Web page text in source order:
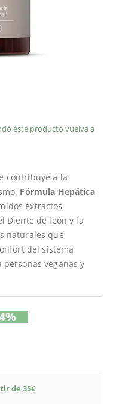
este producto vuelva a
contribuye a la
Fórmula Hepática
extractos
Diente de león y la
naturales que
del sistema
veganas y
de 35€